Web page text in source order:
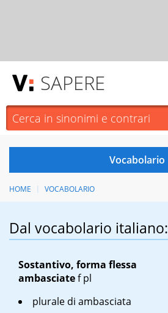
SAPERE
HOME VOCABOLARIO
Dal vocabolario italiano:
Sostantivo, forma flessa
ambasciatef pl
plurale di ambasciata